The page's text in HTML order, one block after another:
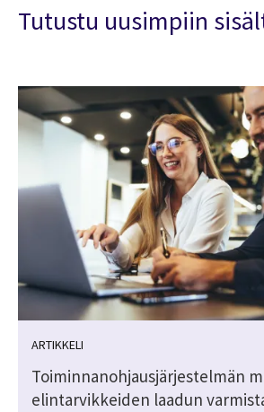
Tutustu uusimpiin
ARTIKKELI
Toiminnanohjausjärjestelmän
elintarvikkeiden laadun